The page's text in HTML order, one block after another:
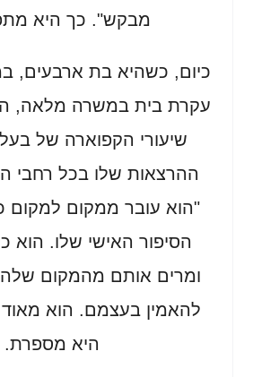
מבקש". כך היא
כיום, כשהיא בת ארבעים,
עקרת בית במשרה מלאה,
שיעורי הקפוארה של
ההרצאות שלו בכל רחבי
"הוא עובר ממקום למקום
הסיפור האישי שלו. הוא
ומרים אותם מהמקום
להאמין בעצמם. הוא
היא מספרת.